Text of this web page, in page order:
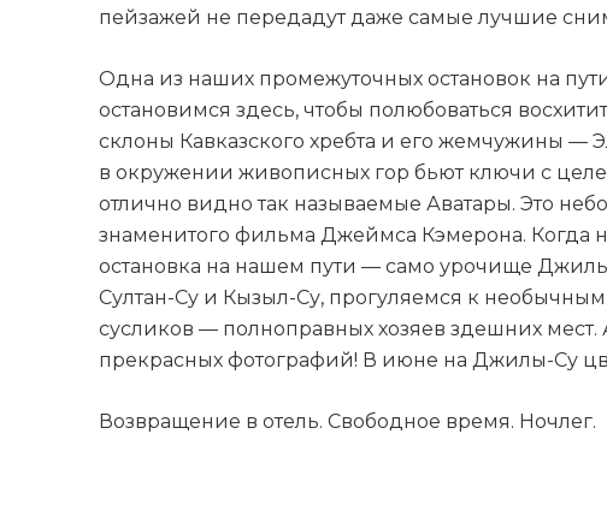
пейзажей не передадут даже самые лучшие
Одна из наших промежуточных остановок на
остановимся здесь, чтобы полюбоваться
склоны Кавказского хребта и его жемчужины —
в окружении живописных гор бьют ключи с
отлично видно так называемые Аватары. Это
знаменитого фильма Джеймса Кэмерона. Когда
остановка на нашем пути — само урочище
Султан-Су и Кызыл-Су, прогуляемся к
сусликов — полноправных хозяев здешних
прекрасных фотографий! В июне на Джилы-Су
Возвращение в отель. Свободное время. Ночлег.